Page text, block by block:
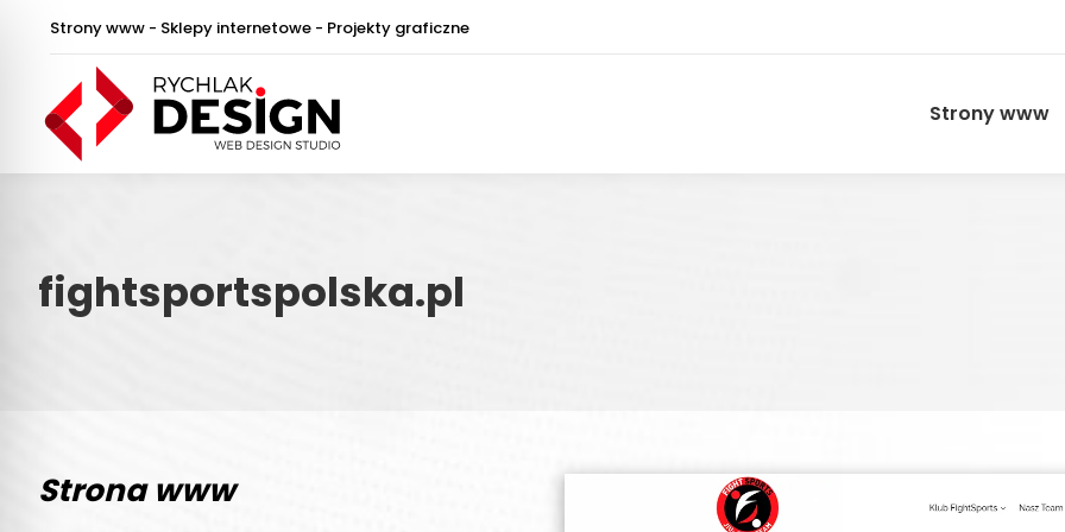
Strony www - Sklepy internetowe - Projekty graficzne
Strony www
fightsportspolska.pl
Strona www